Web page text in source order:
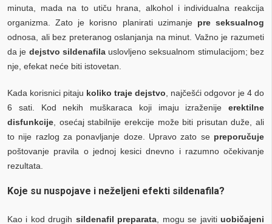
minuta, mada na to utiču hrana, alkohol i individualna reakcija
organizma. Zato je korisno planirati uzimanje pre seksualnog
odnosa, ali bez preteranog oslanjanja na minut. Važno je razumeti
da je dejstvo sildenafilauslovljeno seksualnom stimulacijom; bez
nje, efekat neće biti istovetan.
Kada korisnici pitaju koliko traje dejstvo , najčešći odgovor je 4 do
6 sati. Kod nekih muškaraca koji imaju izraženije erektilne
disfunkcije , osećaj stabilnije erekcije može biti prisutan duže, ali
to nije razlog za ponavljanje doze. Upravo zato se preporučuje
poštovanje pravila o jednoj kesici dnevno i razumno očekivanje
rezultata.
Koje su nuspojave i neželjeni efekti sildenafila?
Kao i kod drugih sildenafil preparata , mogu se javitiuobičajeni